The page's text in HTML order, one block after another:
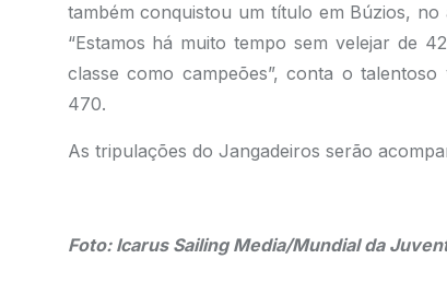
também conquistou um título em Búzios,
“Estamos há muito tempo sem velejar de
classe como campeões”, conta o
470.
As tripulações do Jangadeiros serão
Foto: Icarus Sailing Media/Mundial da